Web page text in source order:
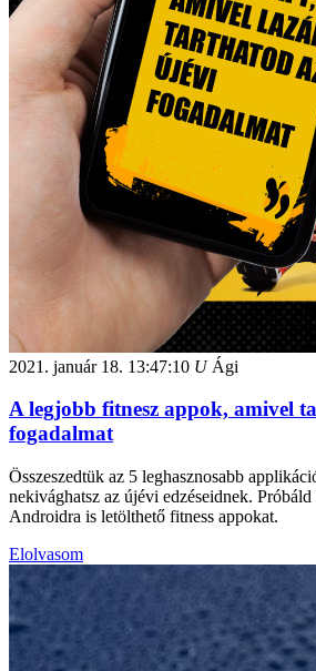
2021. január 18. 13:47:10 UÁgi
A legjobb fitnesz appok, amivel
fogadalmat
Összeszedtük az 5 leghasznosabb
nekivághatsz az újévi edzéseidnek.
Androidra is letölthető fitness appokat.
Elolvasom